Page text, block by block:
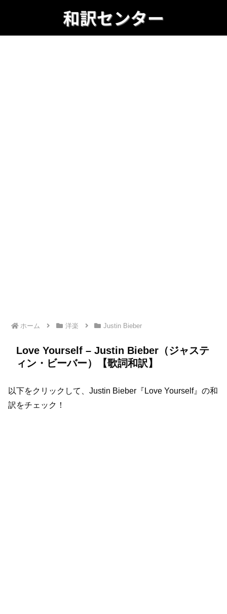
ホーム 洋楽 Justin Bieber
Love Yourself – Justin Bieber（ジャステ
ィン・ビーバー）【歌詞和訳】
以下をクリックして、Justin Bieber『Love Yourself』の和
訳をチェック！